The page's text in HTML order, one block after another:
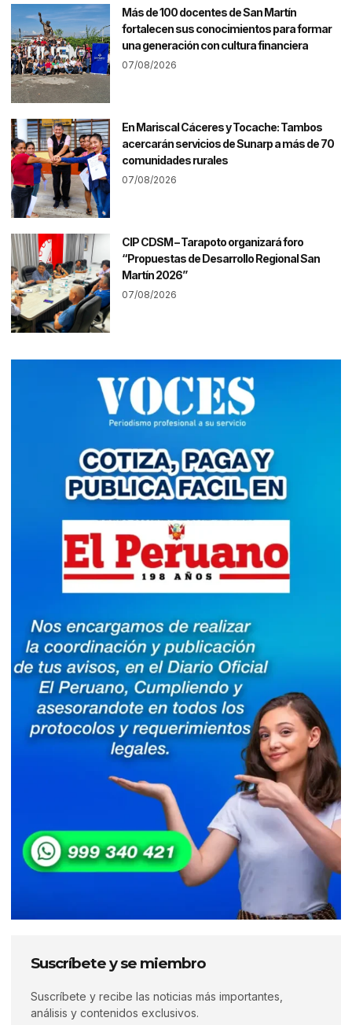
Más de 100 docentes de San Martín
fortalecen sus conocimientos para formar
una generación con cultura financiera
07/08/2026
En Mariscal Cáceres y Tocache: Tambos
acercarán servicios de Sunarp a más de 70
comunidades rurales
07/08/2026
CIP CDSM – Tarapoto organizará foro
“Propuestas de Desarrollo Regional San
Martín 2026”
07/08/2026
Suscríbete y se miembro
Suscríbete y recibe las noticias más importantes,
análisis y contenidos exclusivos.